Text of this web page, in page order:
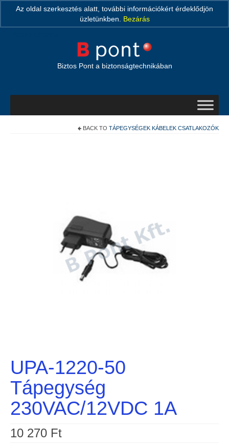
Az oldal szerkesztés alatt, további információkért érdeklődjön
üzletünkben. Bezárás
Search
Search Button
Biztos Pont a biztonságtechnikában
BACK TO TÁPEGYSÉGEK KÁBELEK CSATLAKOZÓK
UPA-1220-50
Tápegység
230VAC/12VDC 1A
10 270 Ft